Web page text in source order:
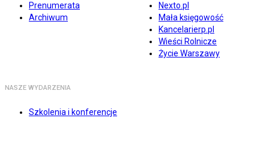
Prenumerata
Archiwum
Nexto.pl
Mała księgowość
Kancelarierp.pl
Wieści Rolnicze
Życie Warszawy
NASZE WYDARZENIA
Szkolenia i konferencje